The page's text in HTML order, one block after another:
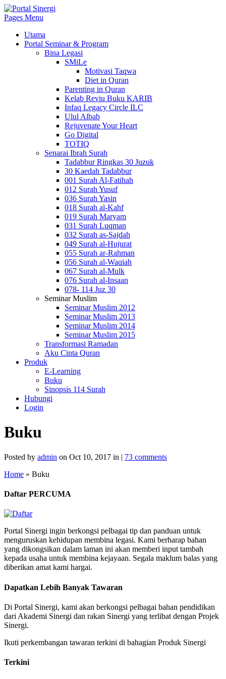
Pages Menu
Utama
Portal Seminar & Program
Bina Legasi
SMiLe
Motivasi Taqwa
Diet in Quran
Parenting in Quran
Kelab Reviu Buku KARIB
Infaq Legacy Circle ILC
Ulul Albab
Rejuvenate Your Heart
Go Digital
TOTIQ
Senarai Ibrah Surah
Tadabbur Ringkas 30 Juzuk
30 Kaedah Tadabbur
001 Surah Al-Fatihah
012 Surah Yusuf
036 Surah Yasin
018 Surah al-Kahf
019 Surah Maryam
031 Surah Luqman
032 Surah as-Sajdah
049 Surah al-Hujurat
055 Surah ar-Rahman
056 Surah al-Waqiah
067 Surah al-Mulk
076 Surah al-Insaan
078- 114 Juz 30
Seminar Muslim
Seminar Muslim 2012
Seminar Muslim 2013
Seminar Muslim 2014
Seminar Muslim 2015
Transformasi Ramadan
Aku Cinta Quran
Produk
E-Learning
Buku
Sinopsis 114 Surah
Hubungi
Login
Buku
Posted by admin on Oct 10, 2017 in | 73 comments
Home » Buku
Daftar PERCUMA
Portal Sinergi ingin berkongsi pelbagai tip dan panduan untuk
menguruskan kehidupan membina legasi. Kami berharap bahan
yang dikongsikan dalam laman ini akan memberi input tambah
kepada usaha untuk membina kejayaan. Segala maklum balas yang
diberikan amat kami hargai.
Dapatkan Lebih Banyak Tawaran
Di Portal Sinergi, kami akan berkongsi pelbagai bahan pendidikan
dari Akademi Sinergi dan rakan Sinergi yang terlibat dengan Projek
Sinergi.
Ikuti perkembangan tawaran terkini di bahagian Produk Sinergi
Terkini